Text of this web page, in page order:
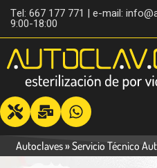
Tel: 667 177 771 | e-mail:
9:00-18:00
Autoclaves»Servicio Técnico